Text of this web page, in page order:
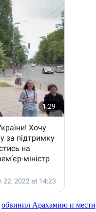
обвинил Арахамию и